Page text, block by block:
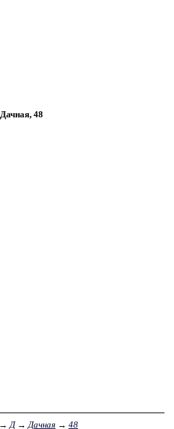
48
→ Д→ Дачная → 48